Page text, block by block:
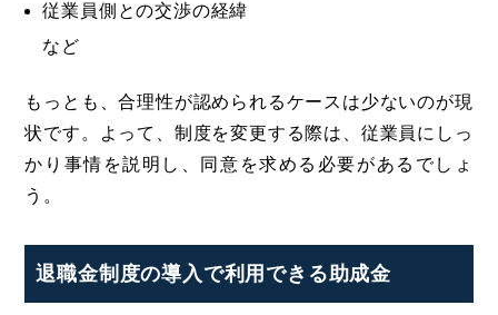
従業員側との交渉の経緯
など
もっとも、合理性が認められるケースは少ないのが現
状です。よって、制度を変更する際は、従業員にしっ
かり事情を説明し、同意を求める必要があるでしょ
う。
退職金制度の導入で利用できる助成金